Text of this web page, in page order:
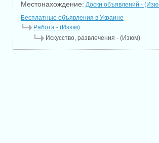
Местонахождение: Доски объявлений -
Бесплатные объявления в Украине
Работа - (Изюм)
Искусство, развлечения - (Изюм)